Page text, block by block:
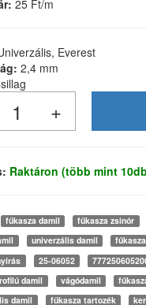
25 Ft/m
Everest
2,4 mm
Raktáron (több mint
fűkasza damil fűkasza zsinór
univerzális damil
25-06052
damil
vágódamil
damil
fűkasza tartozék